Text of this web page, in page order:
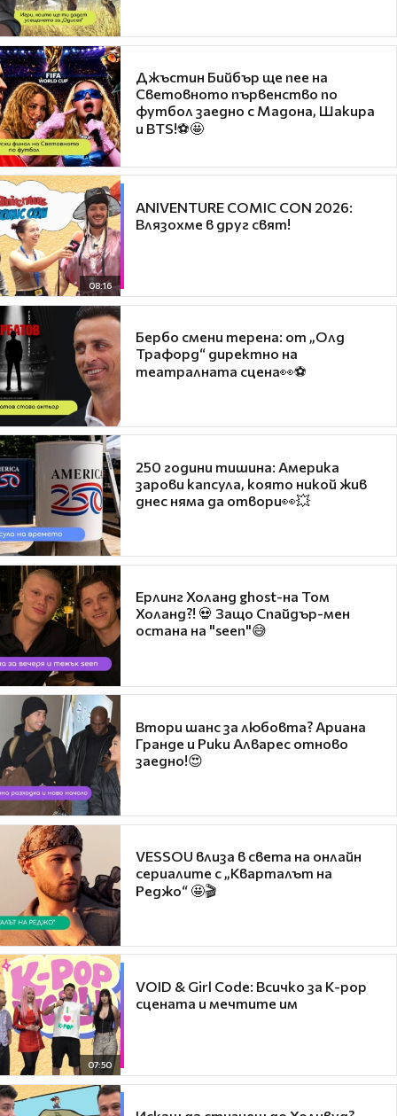
Джъстин Бийбър ще пее на
Световното първенство по
футбол заедно с Мадона, Шакира
и BTS!⚽🤩
08:16
ANIVENTURE COMIC CON 2026:
Влязохме в друг свят!
Бербо смени терена: от „Олд
Трафорд“ директно на
театралната сцена👀⚽
250 години тишина: Америка
зарови капсула, която никой жив
днес няма да отвори👀💥
Ерлинг Холанд ghost-на Том
Холанд?! 💀 Защо Спайдър-мен
остана на "seen"😅
Втори шанс за любовта? Ариана
Гранде и Рики Алварес отново
заедно!😍
VESSOU влиза в света на онлайн
сериалите с „Кварталът на
Реджо“ 🤩🎬
07:50
VOID & Girl Code: Всичко за K-pop
сцената и мечтите им